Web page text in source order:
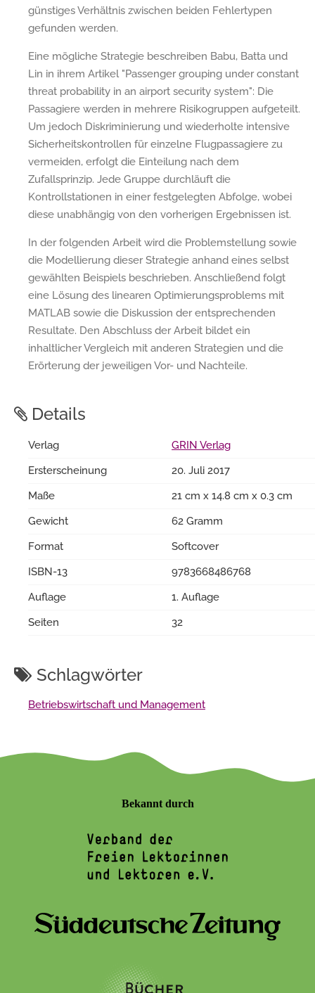
günstiges Verhältnis zwischen beiden Fehlertypen
gefunden werden.
Eine mögliche Strategie beschreiben Babu, Batta und
Lin in ihrem Artikel "Passenger grouping under constant
threat probability in an airport security system": Die
Passagiere werden in mehrere Risikogruppen aufgeteilt.
Um jedoch Diskriminierung und wiederholte intensive
Sicherheitskontrollen für einzelne Flugpassagiere zu
vermeiden, erfolgt die Einteilung nach dem
Zufallsprinzip. Jede Gruppe durchläuft die
Kontrollstationen in einer festgelegten Abfolge, wobei
diese unabhängig von den vorherigen Ergebnissen ist.
In der folgenden Arbeit wird die Problemstellung sowie
die Modellierung dieser Strategie anhand eines selbst
gewählten Beispiels beschrieben. Anschließend folgt
eine Lösung des linearen Optimierungsproblems mit
MATLAB sowie die Diskussion der entsprechenden
Resultate. Den Abschluss der Arbeit bildet ein
inhaltlicher Vergleich mit anderen Strategien und die
Erörterung der jeweiligen Vor- und Nachteile.
Details
Verlag
GRIN Verlag
Ersterscheinung
20. Juli 2017
Maße
21 cm x 14.8 cm x 0.3 cm
Gewicht
62 Gramm
Format
Softcover
ISBN-13
9783668486768
Auflage
1. Auflage
Seiten
32
Schlagwörter
Betriebswirtschaft und Management
Bekannt durch